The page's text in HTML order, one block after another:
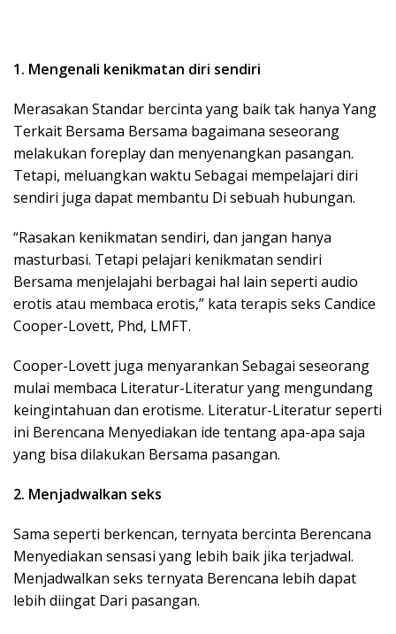
1. Mengenali kenikmatan diri sendiri
Merasakan Standar bercinta yang baik tak hanya Yang
Terkait Bersama Bersama bagaimana seseorang
melakukan foreplay dan menyenangkan pasangan.
Tetapi, meluangkan waktu Sebagai mempelajari diri
sendiri juga dapat membantu Di sebuah hubungan.
“Rasakan kenikmatan sendiri, dan jangan hanya
masturbasi. Tetapi pelajari kenikmatan sendiri
Bersama menjelajahi berbagai hal lain seperti audio
erotis atau membaca erotis,” kata terapis seks Candice
Cooper-Lovett, Phd, LMFT.
Cooper-Lovett juga menyarankan Sebagai seseorang
mulai membaca Literatur-Literatur yang mengundang
keingintahuan dan erotisme. Literatur-Literatur seperti
ini Berencana Menyediakan ide tentang apa-apa saja
yang bisa dilakukan Bersama pasangan.
2. Menjadwalkan seks
Sama seperti berkencan, ternyata bercinta Berencana
Menyediakan sensasi yang lebih baik jika terjadwal.
Menjadwalkan seks ternyata Berencana lebih dapat
lebih diingat Dari pasangan.